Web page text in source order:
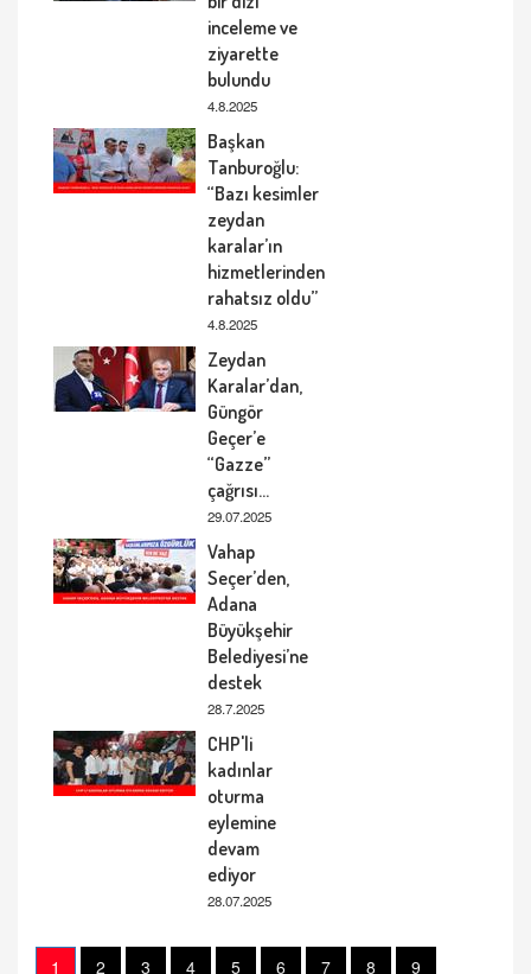
inceleme ve
ziyarette
bulundu
4.8.2025
Başkan
Tanburoğlu:
“Bazı kesimler
zeydan
karalar’ın
hizmetlerinden
rahatsız oldu”
4.8.2025
Zeydan
Karalar’dan,
Güngör
Geçer’e
“Gazze”
çağrısı…
29.07.2025
Vahap
Seçer’den,
Adana
Büyükşehir
Belediyesi’ne
destek
28.7.2025
CHP'li
kadınlar
oturma
eylemine
devam
ediyor
28.07.2025
1 2 3 4 5 6 7 8
9